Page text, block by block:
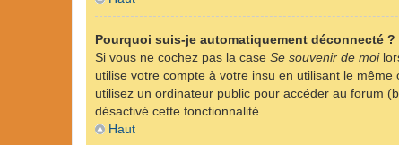
Pourquoi suis-je automatiquement déconnecté ?
Si vous ne cochez pas la case Se souvenir de moi
utilise votre compte à votre insu en utilisant le
utilisez un ordinateur public pour accéder au forum
désactivé cette fonctionnalité.
Haut